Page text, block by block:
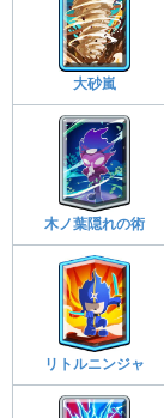
大砂嵐
木ノ葉隠れの術
リトルニンジャ